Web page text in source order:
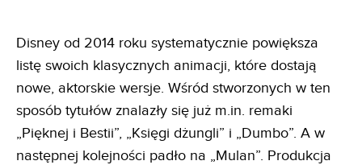
Disney od 2014 roku systematycznie powiększa
listę swoich klasycznych animacji, które dostają
nowe, aktorskie wersje. Wśród stworzonych w ten
sposób tytułów znalazły się już m.in. remaki
„Pięknej i Bestii”, „Księgi dżungli” i „Dumbo”. A w
następnej kolejności padło na „Mulan”. Produkcja